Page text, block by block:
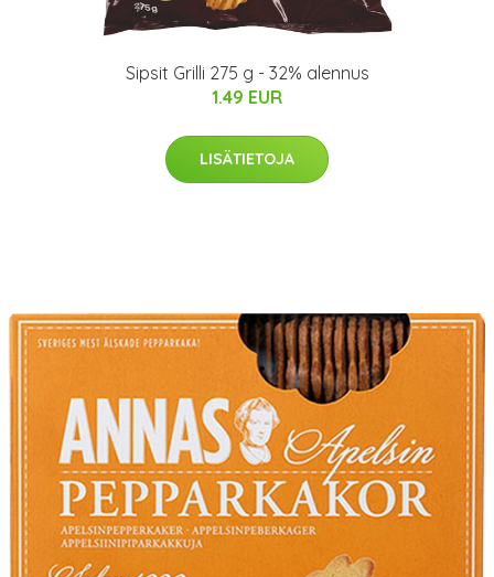
Sipsit Grilli 275 g - 32% alennus
1.49 EUR
LISÄTIETOJA